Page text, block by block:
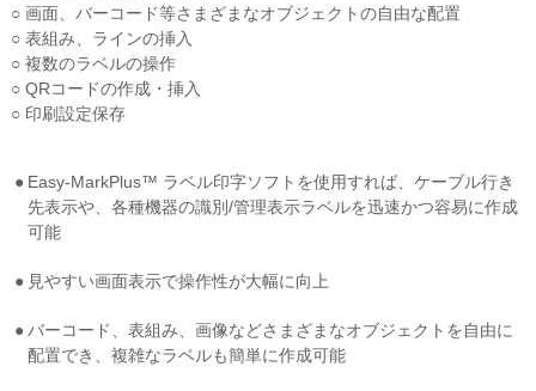
○ 画面、バーコード等さまざまなオブジェクトの自由な配置
○ 表組み、ラインの挿入
○ 複数のラベルの操作
○ QRコードの作成・挿入
○ 印刷設定保存
Easy-MarkPlus™ ラベル印字ソフトを使用すれば、ケーブル行き
先表示や、各種機器の識別/管理表示ラベルを迅速かつ容易に作成
可能
見やすい画面表示で操作性が大幅に向上
バーコード、表組み、画像などさまざまなオブジェクトを自由に
配置でき、複雑なラベルも簡単に作成可能